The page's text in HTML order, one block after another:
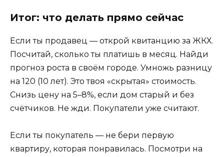
Итог: что делать прямо сейчас
Если ты продавец — открой квитанцию за ЖКХ.
Посчитай, сколько ты платишь в месяц. Найди
прогноз роста в своём городе. Умножь разницу
на 120 (10 лет). Это твоя «скрытая» стоимость.
Снизь цену на 5–8%, если дом старый и без
счётчиков. Не жди. Покупатели уже считают.
Если ты покупатель — не бери первую
квартиру, которая понравилась. Посмотри на